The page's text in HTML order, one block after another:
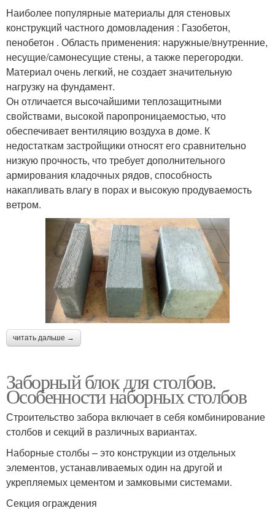
строительства
Шлаковые блоки
Блоки для постройки Бетонный блок
Блоки для фундамента
Древесно-бетонные
блоки
Блок для столба
строительства
Заборные блоки Блоки для столба
Арболитовые блоки
Наиболее популярные материалы для стеновых
конструкций частного домовладения : Газобетон,
пенобетон . Область применения: наружные/внутренние,
несущие/самонесущие стены, а также перегородки.
Материал очень легкий, не создает значительную
нагрузку на фундамент.
Он отличается высочайшими теплозащитными
свойствами, высокой паропроницаемостью, что
обеспечивает вентиляцию воздуха в доме. К
недостаткам застройщики относят его сравнительно
низкую прочность, что требует дополнительного
армирования кладочных рядов, способность
накапливать влагу в порах и высокую продуваемость
ветром.
читать дальше →
Заборный блок для столбов.
Особенности наборных столбов
Строительство забора включает в себя комбинирование
столбов и секций в различных вариантах.
Наборные столбы – это конструкции из отдельных
элементов, устанавливаемых один на другой и
укрепляемых цементом и замковыми системами.
Секция ограждения